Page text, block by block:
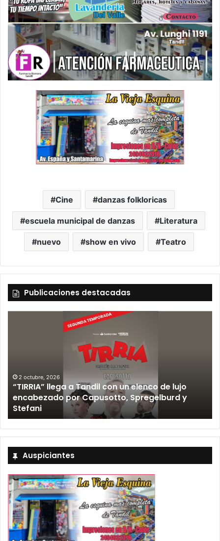
Cine danzas folkloricas
escuela municipal de danzas Literatura
nuevo show en vivo Teatro
Publicaciones destacadas
12 septiembre, 2026
Los Fabulosos Cadillacs anunciaron su show en
Tandil y ya están a la venta las entradas
Auspiciantes